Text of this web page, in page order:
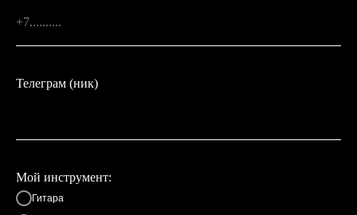
Телеграм (ник)
Мой инструмент:
Гитара